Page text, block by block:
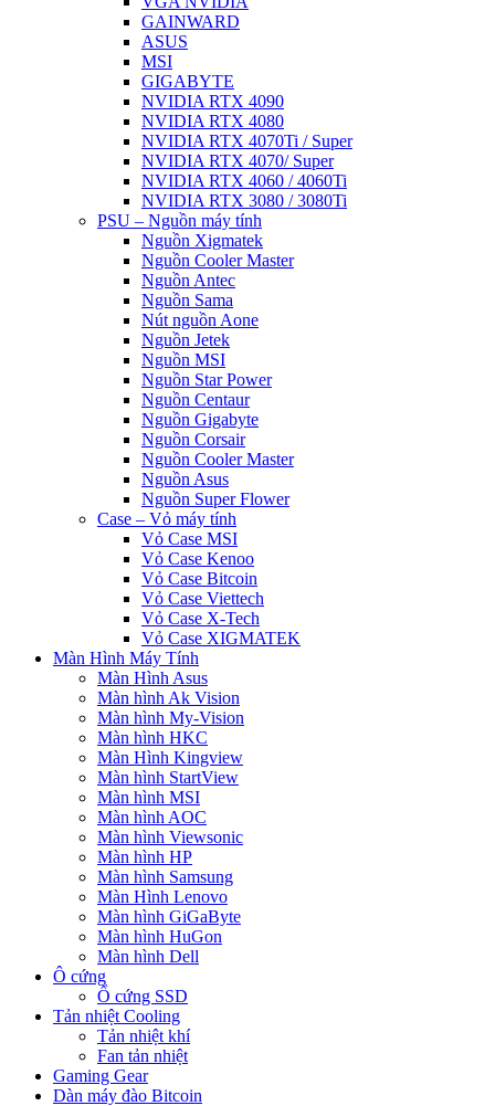
GAINWARD
ASUS
MSI
GIGABYTE
NVIDIA RTX 4090
NVIDIA RTX 4080
NVIDIA RTX 4070Ti / Super
NVIDIA RTX 4070/ Super
NVIDIA RTX 4060 / 4060Ti
NVIDIA RTX 3080 / 3080Ti
PSU – Nguồn máy tính
Nguồn Xigmatek
Nguồn Cooler Master
Nguồn Antec
Nguồn Sama
Nút nguồn Aone
Nguồn Jetek
Nguồn MSI
Nguồn Star Power
Nguồn Centaur
Nguồn Gigabyte
Nguồn Corsair
Nguồn Cooler Master
Nguồn Asus
Nguồn Super Flower
Case – Vỏ máy tính
Vỏ Case MSI
Vỏ Case Kenoo
Vỏ Case Bitcoin
Vỏ Case Viettech
Vỏ Case X-Tech
Vỏ Case XIGMATEK
Màn Hình Máy Tính
Màn Hình Asus
Màn hình Ak Vision
Màn hình My-Vision
Màn hình HKC
Màn Hình Kingview
Màn hình StartView
Màn hình MSI
Màn hình AOC
Màn hình Viewsonic
Màn hình HP
Màn hình Samsung
Màn Hình Lenovo
Màn hình GiGaByte
Màn hình HuGon
Màn hình Dell
Ô cứng
Ổ cứng SSD
Tản nhiệt Cooling
Tản nhiệt khí
Fan tản nhiệt
Gaming Gear
Dàn máy đào Bitcoin